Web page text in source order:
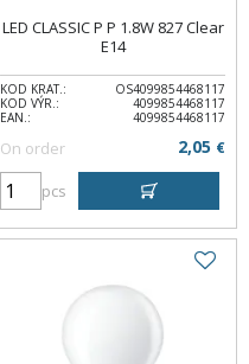
LED CLASSIC P P 1.8W 827 Clear
E14
KOD KRAT.:
OS4099854468117
KOD VÝR.:
4099854468117
EAN.:
4099854468117
On order 2,05 €
pcs